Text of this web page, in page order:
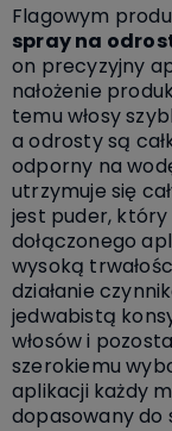
Flagowym
spray na
on precyzyjny
nałożenie
temu włosy
a odrosty są
odporny na
utrzymuje się
jest puder, który
dołączonego
wysoką
działanie
jedwabistą
włosów i
szerokiemu
aplikacji każdy
dopasowany do